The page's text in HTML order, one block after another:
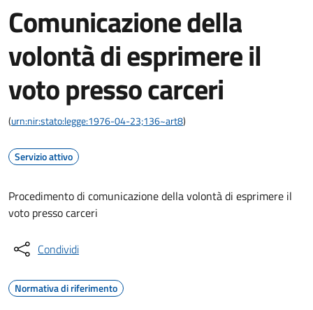
Comunicazione della
volontà di esprimere il
voto presso carceri
(urn:nir:stato:legge:1976-04-23;136~art8)
Servizio attivo
Procedimento di comunicazione della volontà di esprimere il
voto presso carceri
Condividi
Normativa di riferimento